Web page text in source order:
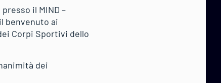
il MIND –
benvenuto ai
Corpi Sportivi dello
dei